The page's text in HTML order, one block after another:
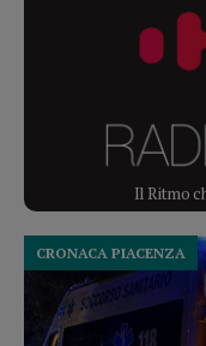
Il Ritmo
CRONACA PIACENZA